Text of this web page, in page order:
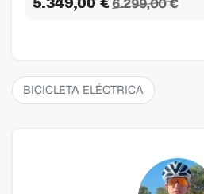
5.349,00 € 6.299,00 €
BICICLETA ELÉCTRICA